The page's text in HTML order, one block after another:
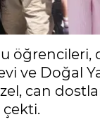
ve Doğal
can